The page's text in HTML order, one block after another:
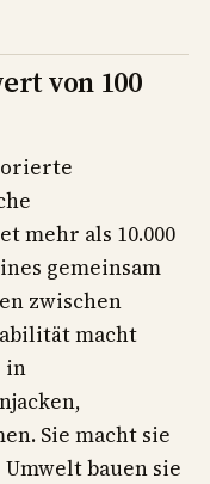
von 100
mehr als 10.000
gemeinsam
zwischen
macht
in
Sie macht sie
bauen sie